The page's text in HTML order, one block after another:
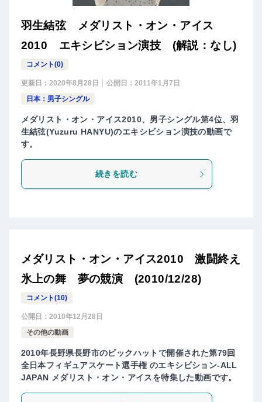
羽生結弦 メダリスト・オン・アイス
2010 エキシビション演技 (解説：なし)
コメント(0)
更新日： 2020年8月28日 公開日： 2011年1月7日
日本：男子シングル
メダリスト・オン・アイス2010、男子シングル第4位、羽
生結弦(Yuzuru HANYU)のエキシビション演技の動画で
す。
続きを読む
メダリスト・オン・アイス2010 激闘終え
氷上の舞 夢の競演 (2010/12/28)
コメント(10)
公開日： 2010年12月28日
その他の動画
2010年長野県長野市のビックハットで開催された第79回
全日本フィギュアスケート選手権 のエキシビション-ALL
JAPAN メダリスト・オン・アイスを特集した動画です。